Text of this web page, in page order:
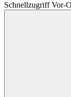
Schnellzugriff Vor-